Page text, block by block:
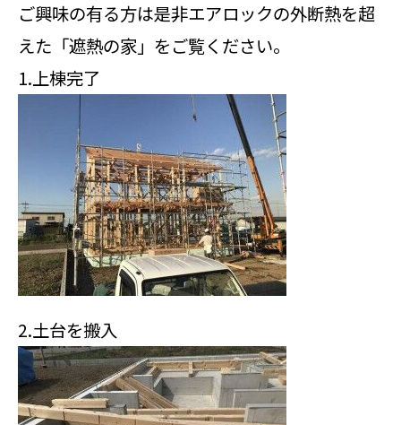
ご興味の有る方は是非エアロックの外断熱を超
えた「遮熱の家」をご覧ください。
1.上棟完了
2.土台を搬入